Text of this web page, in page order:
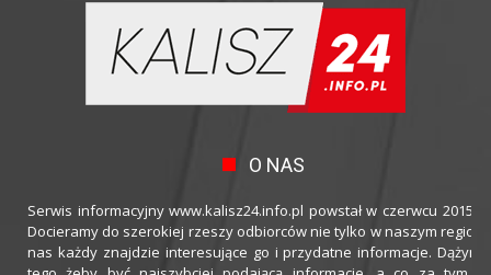
O NAS
Serwis informacyjny www.kalisz24.info.pl powstał w czerwcu 2015
Docieramy do szerokiej rzeszy odbiorców nie tylko w naszym
nas każdy znajdzie interesujące go i przydatne informacje.